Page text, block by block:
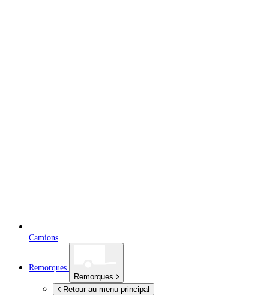
Camions
Remorques
Remorques
Retour au menu principal